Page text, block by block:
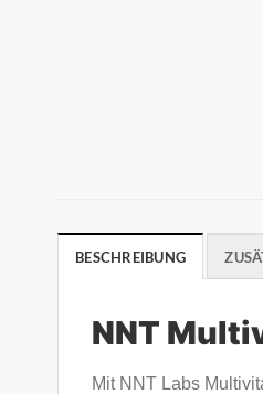
BESCHREIBUNG
NNT
Mit NNT Labs